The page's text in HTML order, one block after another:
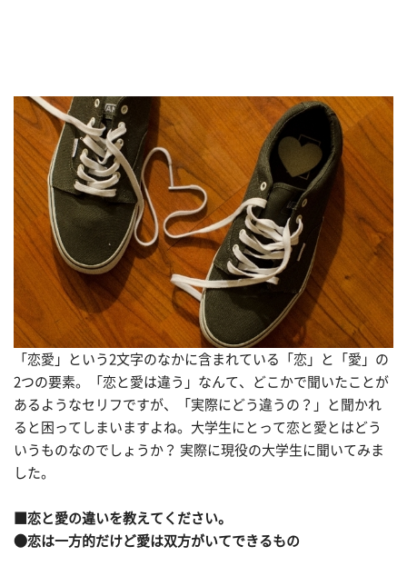
「恋愛」という2文字のなかに含まれている「恋」と「愛」の
2つの要素。「恋と愛は違う」なんて、どこかで聞いたことが
あるようなセリフですが、「実際にどう違うの？」と聞かれ
ると困ってしまいますよね。大学生にとって恋と愛とはどう
いうものなのでしょうか？ 実際に現役の大学生に聞いてみま
した。
■恋と愛の違いを教えてください。
●恋は一方的だけど愛は双方がいてできるもの